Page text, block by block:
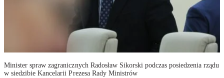
Minister spraw zagranicznych Radosław Sikorski podczas posiedzenia rządu
w siedzibie Kancelarii Prezesa Rady Ministrów